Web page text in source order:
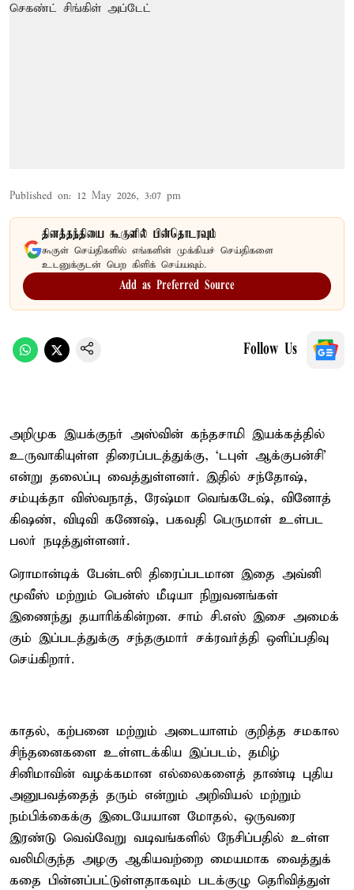
Published on: 12 May 2026, 3:07 pm
தினத்தந்தியை கூகுளில் பின்தொடரவும்
கூகுள் செய்திகளில் எங்களின் முக்கியச் செய்திகளை
உடனுக்குடன் பெற கிளிக் செய்யவும்.
Add as Preferred Source
Follow Us
அறி​முக இயக்​குநர் அஸ்​வின் கந்​த​சாமி இயக்​கத்​தில்
உருவாகி​யுள்ள திரைப்​படத்​துக்​கு, ‘டபுள் ஆக்​குபன்​சி’
என்று தலைப்பு வைத்​துள்​ளனர். இதில் சந்​தோஷ்,
சம்யுக்தா விஸ்​வ​நாத், ரேஷ்மா வெங்​கடேஷ், வினோத்
கிஷண், விடிவி கணேஷ், பகவதி பெரு​மாள் உள்பட
பலர் நடித்​துள்​ளனர்.
ரொமான்​டிக் பேன்​டஸி திரைப்பட​மான இதை அவ்னி
மூவீஸ் மற்​றும் பென்ஸ் மீடியா நிறு​வனங்​கள்
இணைந்து தயாரிக்​கின்​றன. சாம் சி.எஸ் இசை அமைக்​
கும் இப்படத்துக்கு சந்​தகு​மார் சக்​ர​வர்த்தி ஒளிப்​ப​திவு
செய்கிறார்.
காதல், கற்​பனை மற்​றும் அடை​யாளம் குறித்த சமகால
சிந்​தனை​களை உள்​ளடக்​கிய இப்​படம், தமிழ்
சினிமாவின் வழக்​க​மான எல்​லைகளைத் தாண்டி புதிய
அனுபவத்​தைத் தரும் என்​றும் அறி​வியல் மற்​றும்
நம்பிக்கைக்கு இடையே​யான மோதல், ஒரு​வரை
இரண்டு வெவ்​வேறு வடிவங்​களில் நேசிப்​ப​தில் உள்ள
வலிமிகுந்த அழகு ஆகிய​வற்றை மைய​மாக வைத்​துக்
கதை பின்​னப்​பட்​டுள்​ள​தாக​வும் படக்​குழு தெரி​வித்​துள்​